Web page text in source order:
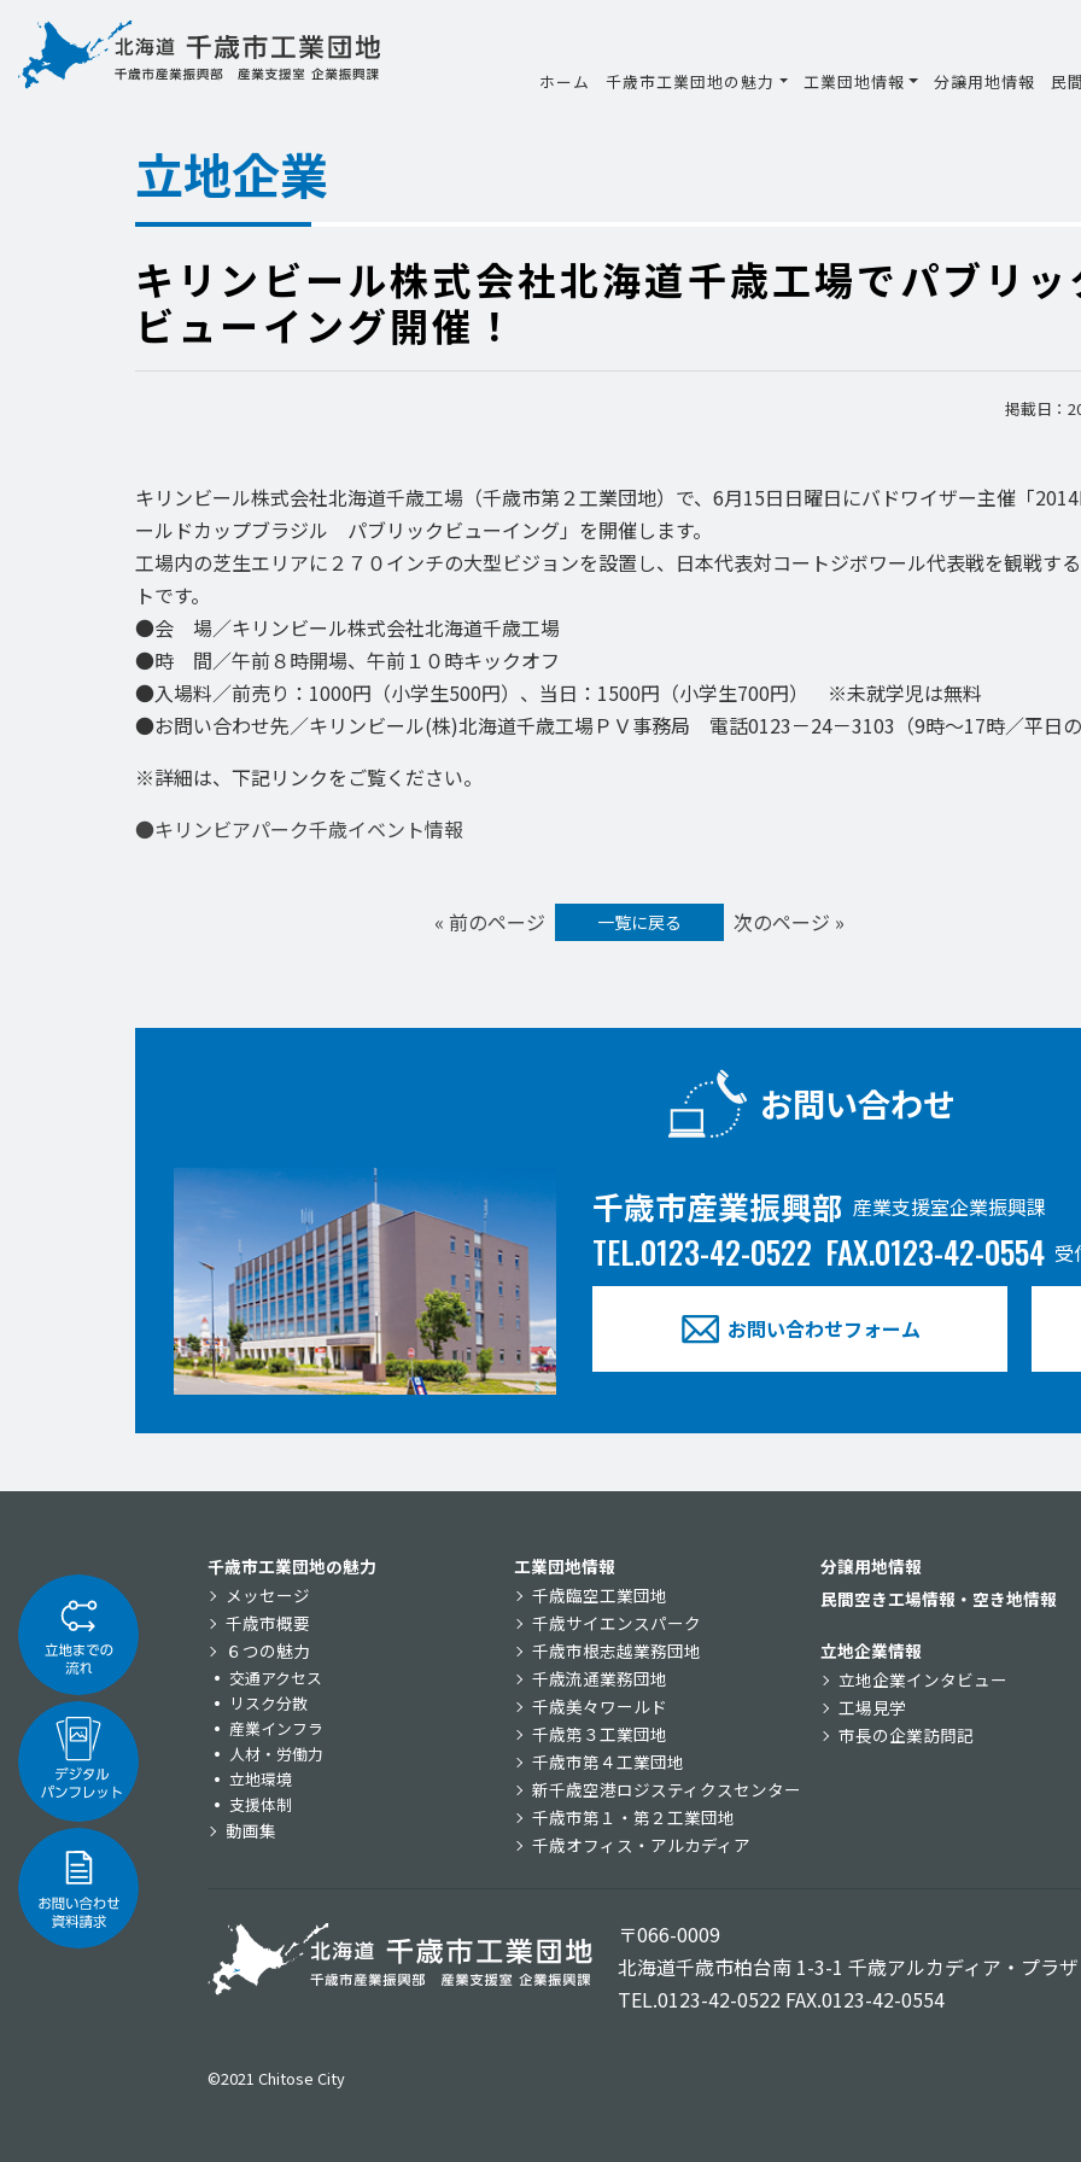
ホーム 千歳市工業団地の魅力 工業団地情報 分譲用地情報 民
立地企業
キリンビール株式会社北海道千歳工場でパブリッ
ビューイング開催！
掲載日：
キリンビール株式会社北海道千歳工場（千歳市第２工業団地）で、6月15日日曜日にバドワイザー主催「
ールドカップブラジル パブリックビューイング」を開催します。
工場内の芝生エリアに２７０インチの大型ビジョンを設置し、日本代表対コートジボワール代表戦を観戦す
トです。
●会 場／キリンビール株式会社北海道千歳工場
●時 間／午前８時開場、午前１０時キックオフ
●入場料／前売り：1000円（小学生500円）、当日：1500円（小学生700円） ※未就学児は無料
●お問い合わせ先／キリンビール(株)北海道千歳工場ＰＶ事務局 電話0123－24－3103（9時～17時／平日の
※詳細は、下記リンクをご覧ください。
●キリンビアパーク千歳イベント情報
« 前のページ 一覧に戻る 次のページ »
お問い合わせ
千歳市産業振興部 産業支援室企業振興課
TEL.0123-42-0522 FAX.0123-42-0554 受
お問い合わせフォーム
千歳市工業団地の魅力
メッセージ
千歳市概要
６つの魅力
交通アクセス
リスク分散
産業インフラ
人材・労働力
立地環境
支援体制
動画集
工業団地情報
千歳臨空工業団地
千歳サイエンスパーク
千歳市根志越業務団地
千歳流通業務団地
千歳美々ワールド
千歳第３工業団地
千歳市第４工業団地
新千歳空港ロジスティクスセンター
千歳市第１・第２工業団地
千歳オフィス・アルカディア
分譲用地情報
民間空き工場情報・空き地情報
立地企業情報
立地企業インタビュー
工場見学
市長の企業訪問記
〒066-0009
北海道千歳市柏台南 1-3-1 千歳アルカディア・プラ
TEL.0123-42-0522 FAX.0123-42-0554
©2021 Chitose City